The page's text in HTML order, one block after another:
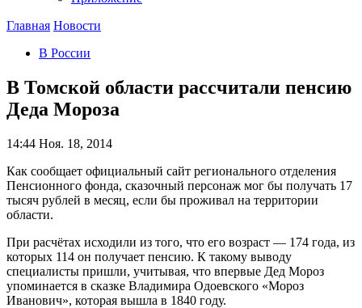
Главная Новости
В России
В Томской области рассчитали пенсию
Деда Мороза
14:44 Ноя. 18, 2014
Как сообщает официальный сайт регионального отделения
Пенсионного фонда, сказочный персонаж мог бы получать 17
тысяч рублей в месяц, если бы проживал на территории
области.
При расчётах исходили из того, что его возраст — 174 года, из
которых 114 он получает пенсию. К такому выводу
специалисты пришли, учитывая, что впервые Дед Мороз
упоминается в сказке Владимира Одоевского «Мороз
Иванович», которая вышла в 1840 году.